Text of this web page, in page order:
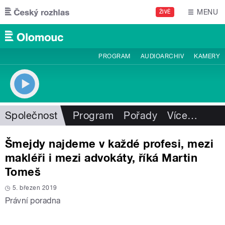
Přejít k hlavnímu obsahu
ŽIVĚ MENU
PROGRAM AUDIOARCHIV KAMERY
Společnost Program Pořady Více…
Šmejdy najdeme v každé profesi, mezi
makléři i mezi advokáty, říká Martin
Tomeš
5. březen 2019
Právní poradna